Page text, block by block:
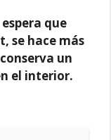
que
se hace más
un
el interior.